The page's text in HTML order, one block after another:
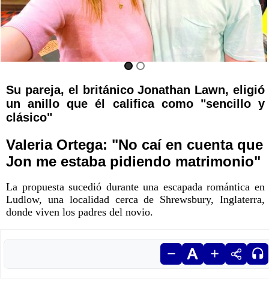
Su pareja, el británico Jonathan Lawn, eligió
un anillo que él califica como "sencillo y
clásico"
Valeria Ortega: "No caí en cuenta que
Jon me estaba pidiendo matrimonio"
La propuesta sucedió durante una escapada romántica en
Ludlow, una localidad cerca de Shrewsbury, Inglaterra,
donde viven los padres del novio.